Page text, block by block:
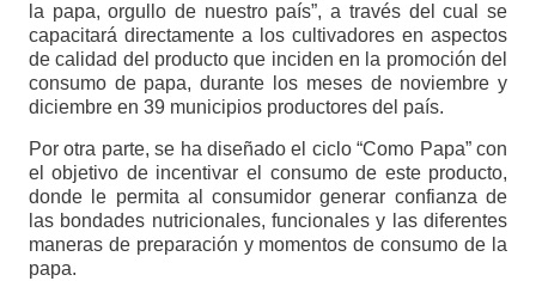
la papa, orgullo de nuestro país”, a través del cual se
capacitará directamente a los cultivadores en aspectos
de calidad del producto que inciden en la promoción del
consumo de papa, durante los meses de noviembre y
diciembre en 39 municipios productores del país.
Por otra parte, se ha diseñado el ciclo “Como Papa” con
el objetivo de incentivar el consumo de este producto,
donde le permita al consumidor generar confianza de
las bondades nutricionales, funcionales y las diferentes
maneras de preparación y momentos de consumo de la
papa.